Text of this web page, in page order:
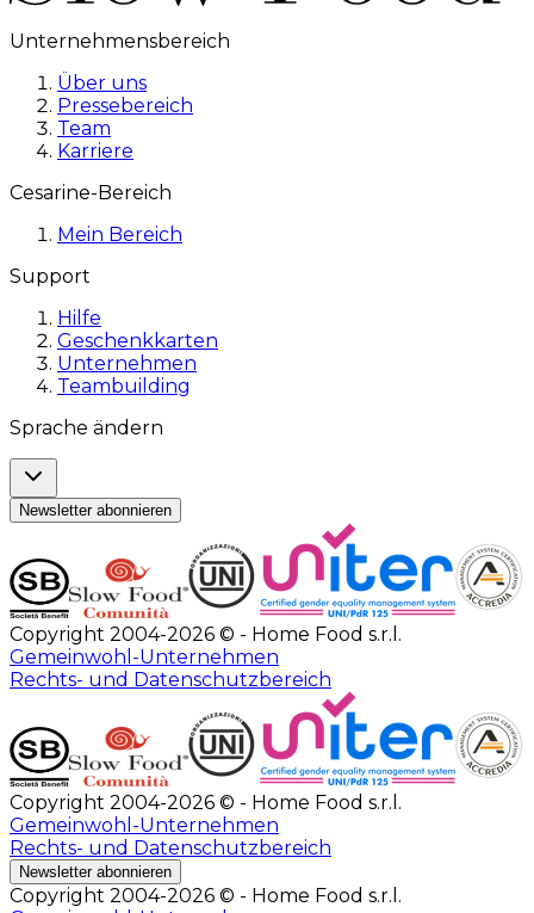
Unternehmensbereich
Über uns
Pressebereich
Team
Karriere
Cesarine-Bereich
Mein Bereich
Support
Hilfe
Geschenkkarten
Unternehmen
Teambuilding
Sprache ändern
Newsletter abonnieren
Copyright 2004-2026 © - Home Food s.r.l.
Gemeinwohl-Unternehmen
Rechts- und Datenschutzbereich
Copyright 2004-2026 © - Home Food s.r.l.
Gemeinwohl-Unternehmen
Rechts- und Datenschutzbereich
Newsletter abonnieren
Copyright 2004-2026 © - Home Food s.r.l.